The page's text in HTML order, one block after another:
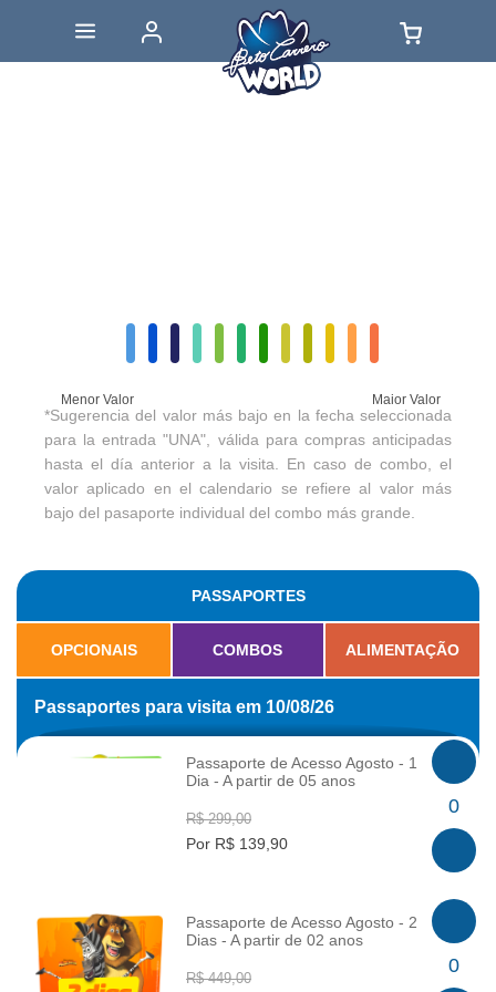
Menor Valor Maior Valor
*Sugerencia del valor más bajo en la fecha seleccionada
para la entrada "UNA", válida para compras anticipadas
hasta el día anterior a la visita. En caso de combo, el
valor aplicado en el calendario se refiere al valor más
bajo del pasaporte individual del combo más grande.
PASSAPORTES
OPCIONAIS COMBOS ALIMENTAÇÃO
Passaportes para visita em 10/08/26
Passaporte de Acesso Agosto - 1
Dia - A partir de 05 anos
R$ 299,00
Por R$ 139,90
0
INFO
Passaporte de Acesso Agosto - 2
Dias - A partir de 02 anos
R$ 449,00
0